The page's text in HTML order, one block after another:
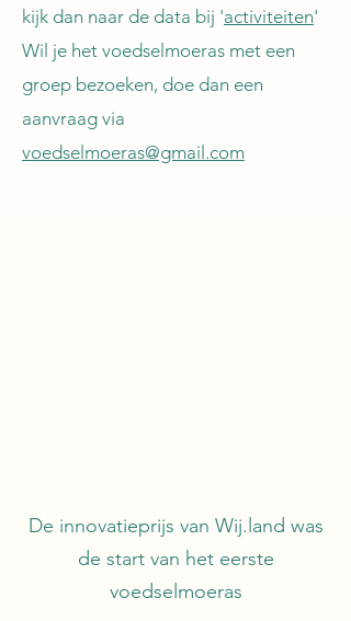
kijk dan naar de data bij 'activiteiten'
Wil je het voedselmoeras met een
groep bezoeken, doe dan een
aanvraag via
voedselmoeras@gmail.com
De innovatieprijs van Wij.land was
de start van het eerste
voedselmoeras